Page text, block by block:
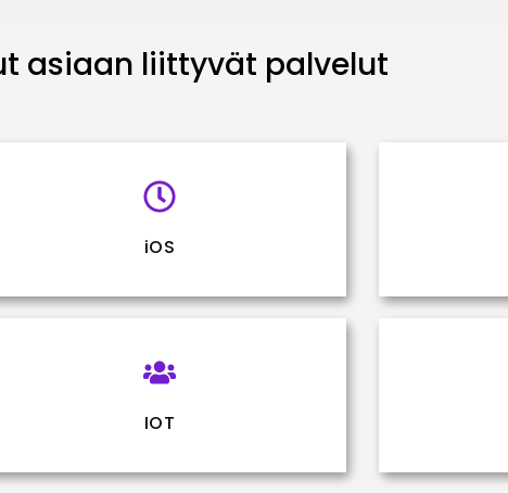
asiaan liittyvät palvelut
iOS
IOT